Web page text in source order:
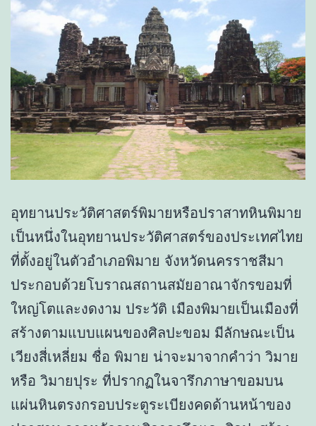
อุทยานประวัติศาสตร์พิมายหรือปราสาทหินพิมาย
เป็นหนึ่งในอุทยานประวัติศาสตร์ของประเทศไทย
ที่ตั้งอยู่ในตัวอำเภอพิมาย จังหวัดนครราชสีมา
ประกอบด้วยโบราณสถานสมัยอาณาจักรขอมที่
ใหญ่โตและงดงาม ประวัติ เมืองพิมายเป็นเมืองที่
สร้างตามแบบแผนของศิลปะขอม มีลักษณะเป็น
เวียงสี่เหลี่ยม ชื่อ พิมาย น่าจะมาจากคำว่า วิมาย
หรือ วิมายปุระ ที่ปรากฏในจารึกภาษาขอมบน
แผ่นหินตรงกรอบประตูระเบียงคดด้านหน้าของ